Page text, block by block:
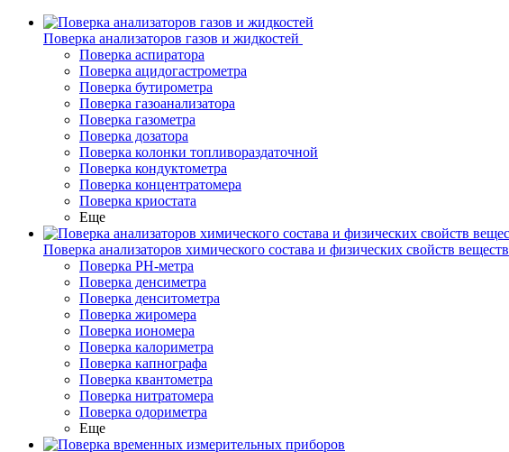
Поверка анализаторов газов и жидкостей
Поверка аспиратора
Поверка ацидогастрометра
Поверка бутирометра
Поверка газоанализатора
Поверка газометра
Поверка дозатора
Поверка колонки топливораздаточной
Поверка кондуктометра
Поверка концентратомера
Поверка криостата
Еще
Поверка анализаторов химического состава и физических свойств веществ
Поверка PH-метра
Поверка денсиметра
Поверка денситометра
Поверка жиромера
Поверка иономера
Поверка калориметра
Поверка капнографа
Поверка квантометра
Поверка нитратомера
Поверка одориметра
Еще